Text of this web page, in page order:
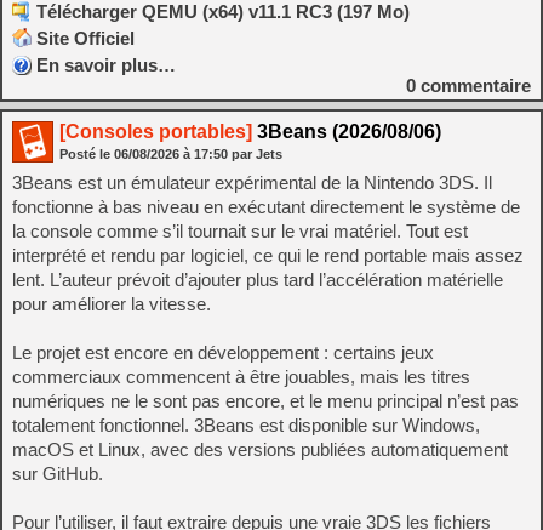
Télécharger QEMU (x64) v11.1 RC3 (197 Mo)
Site Officiel
En savoir plus…
0 commentaire
[Consoles portables] 3Beans (2026/08/06)
Posté le 06/08/2026 à 17:50 par Jets
3Beans est un émulateur expérimental de la Nintendo 3DS. Il
fonctionne à bas niveau en exécutant directement le système de
la console comme s’il tournait sur le vrai matériel. Tout est
interprété et rendu par logiciel, ce qui le rend portable mais assez
lent. L’auteur prévoit d’ajouter plus tard l’accélération matérielle
pour améliorer la vitesse.
Le projet est encore en développement : certains jeux
commerciaux commencent à être jouables, mais les titres
numériques ne le sont pas encore, et le menu principal n’est pas
totalement fonctionnel. 3Beans est disponible sur Windows,
macOS et Linux, avec des versions publiées automatiquement
sur GitHub.
Pour l’utiliser, il faut extraire depuis une vraie 3DS les fichiers